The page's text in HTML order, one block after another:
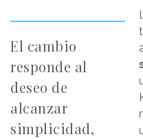
El cambio
responde al
deseo de
alcanzar
simplicidad,